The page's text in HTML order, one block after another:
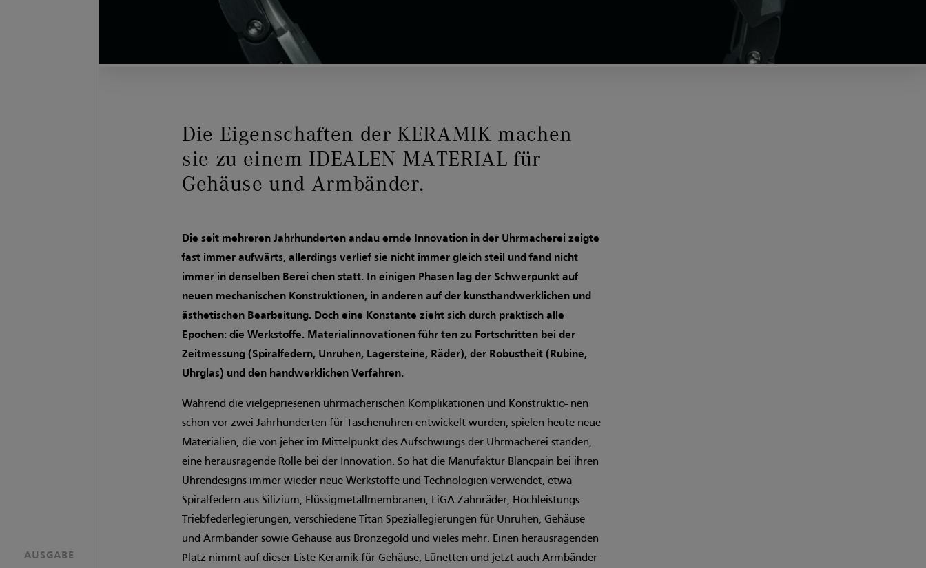
AUSGABE
Die Eigenschaften der KERAMIK machen
sie zu einem IDEALEN MATERIAL für
Gehäuse und Armbänder.
Die seit mehreren Jahrhunderten andau­ ernde Innovation in der Uhrmacherei zeigte
fast immer aufwärts, allerdings verlief sie nicht immer gleich steil und fand nicht
immer in denselben Berei­ chen statt. In einigen Phasen lag der Schwerpunkt auf
neuen mechanischen Konstruktionen, in anderen auf der kunsthandwerklichen und
ästhetischen Bearbeitung. Doch eine Konstante zieht sich durch praktisch alle
Epochen: die Werkstoffe. Materialinnovationen führ­ ten zu Fortschritten bei der
Zeitmessung (Spiralfedern, Unruhen, Lagersteine, Räder), der Robustheit (Rubine,
Uhrglas) und den handwerklichen Verfahren.
Während die vielgepriesenen uhrmacherischen Komplikationen und Konstruktio- nen
schon vor zwei Jahrhunderten für Taschenuhren entwickelt wurden, spielen heute neue
Materialien, die von jeher im Mittelpunkt des Aufschwungs der Uhrmacherei standen,
eine herausragende Rolle bei der Innovation. So hat die Manufaktur Blancpain bei ihren
Uhrendesigns immer wieder neue Werkstoffe und Technologien verwendet, etwa
Spiralfedern aus Silizium, Flüssigmetallmembranen, LiGA-Zahnräder, Hochleistungs-
Triebfederlegierungen, verschiedene Titan-Speziallegierungen für Unruhen, Gehäuse
und Armbänder sowie Gehäuse aus Bronzegold und vieles mehr. Einen herausragenden
Platz nimmt auf dieser Liste Keramik für Gehäuse, Lünetten und jetzt auch Armbänder